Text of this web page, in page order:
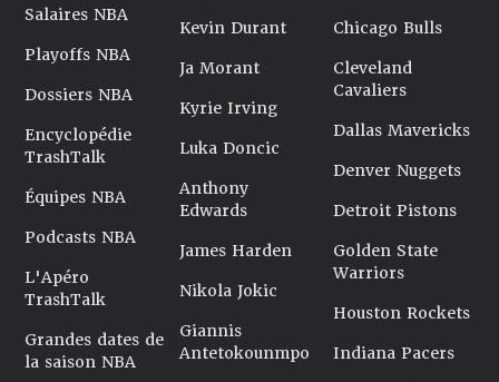
Salaires NBA
Playoffs NBA
Dossiers NBA
Encyclopédie
TrashTalk
Équipes NBA
Podcasts NBA
L'Apéro
TrashTalk
Grandes dates de
la saison NBA
Kevin Durant
Ja Morant
Kyrie Irving
Luka Doncic
Anthony
Edwards
James Harden
Nikola Jokic
Giannis
Antetokounmpo
Chicago Bulls
Cleveland
Cavaliers
Dallas Mavericks
Denver Nuggets
Detroit Pistons
Golden State
Warriors
Houston Rockets
Indiana Pacers